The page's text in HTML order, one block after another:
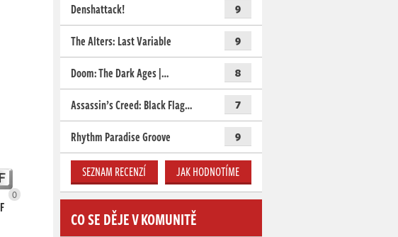
0
F
Denshattack! 9
The Alters: Last Variable 9
Doom: The Dark Ages |… 8
Assassin’s Creed: Black Flag… 7
Rhythm Paradise Groove 9
SEZNAM RECENZÍ JAK HODNOTÍME
CO SE DĚJE V KOMUNITĚ